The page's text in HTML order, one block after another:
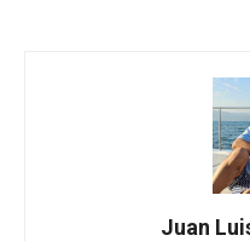
Juan